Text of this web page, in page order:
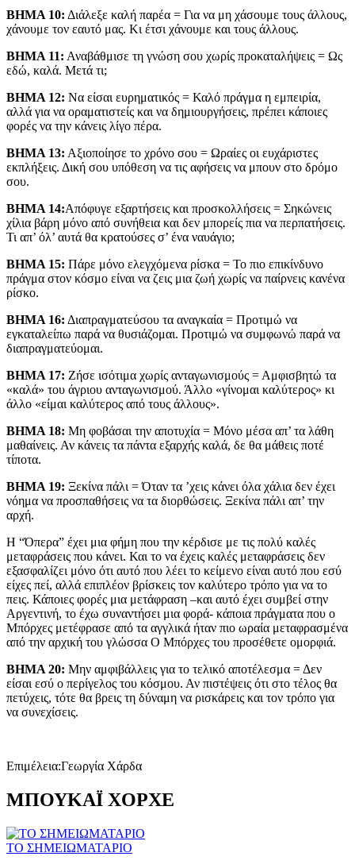
ΒΗΜΑ 10: Διάλεξε καλή παρέα = Για να μη χάσουμε τους άλλους,
χάνουμε τον εαυτό μας. Κι έτσι χάνουμε και τους άλλους.
ΒΗΜΑ 11: Αναβάθμισε τη γνώση σου χωρίς προκαταλήψεις = Ως
εδώ, καλά. Μετά τι;
ΒΗΜΑ 12: Να είσαι ευρηματικός = Καλό πράγμα η εμπειρία,
αλλά για να οραματιστείς και να δημιουργήσεις, πρέπει κάποιες
φορές να την κάνεις λίγο πέρα.
ΒΗΜΑ 13: Αξιοποίησε το χρόνο σου = Ωραίες οι ευχάριστες
εκπλήξεις. Δική σου υπόθεση να τις αφήσεις να μπουν στο δρόμο
σου.
ΒΗΜΑ 14:Απόφυγε εξαρτήσεις και προσκολλήσεις = Σηκώνεις
χίλια βάρη μόνο από συνήθεια και δεν μπορείς πια να περπατήσεις.
Τι απ’ όλ’ αυτά θα κρατούσες σ’ ένα ναυάγιο;
ΒΗΜΑ 15: Πάρε μόνο ελεγχόμενα ρίσκα = Το πιο επικίνδυνο
πράγμα στον κόσμο είναι να ζεις μια ζωή χωρίς να παίρνεις κανένα
ρίσκο.
ΒΗΜΑ 16: Διαπραγματεύσου τα αναγκαία = Προτιμώ να
εγκαταλείπω παρά να θυσιάζομαι. Προτιμώ να συμφωνώ παρά να
διαπραγματεύομαι.
ΒΗΜΑ 17: Ζήσε ισότιμα χωρίς ανταγωνισμούς = Αμφισβητώ τα
«καλά» του άγριου ανταγωνισμού. Άλλο «γίνομαι καλύτερος» κι
άλλο «είμαι καλύτερος από τους άλλους».
ΒΗΜΑ 18: Μη φοβάσαι την αποτυχία = Μόνο μέσα απ’ τα λάθη
μαθαίνεις. Αν κάνεις τα πάντα εξαρχής καλά, δε θα μάθεις ποτέ
τίποτα.
ΒΗΜΑ 19: Ξεκίνα πάλι = Όταν τα ’χεις κάνει όλα χάλια δεν έχει
νόημα να προσπαθήσεις να τα διορθώσεις. Ξεκίνα πάλι απ’ την
αρχή.
Η “Όπερα” έχει μια φήμη που την κέρδισε με τις πολύ καλές
μεταφράσεις που κάνει. Και το να έχεις καλές μεταφράσεις δεν
εξασφαλίζει μόνο ότι αυτό που λέει το κείμενο είναι αυτό που εσύ
είχες πεί, αλλά επιπλέον βρίσκεις τον καλύτερο τρόπο για να το
πεις. Κάποιες φορές μια μετάφραση –και αυτό έχει συμβεί στην
Αργεντινή, το έχω συναντήσει μια φορά- κάποια πράγματα που ο
Μπόρχες μετέφρασε από τα αγγλικά ήταν πιο ωραία μεταφρασμένα
από την αρχική του γλώσσα Ο Μπόρχες του προσέθετε ομορφιά.
ΒΗΜΑ 20: Μην αμφιβάλλεις για το τελικό αποτέλεσμα = Δεν
είσαι εσύ ο περίγελος του κόσμου. Αν πιστέψεις ότι στο τέλος θα
πετύχεις, τότε θα βρεις τη δύναμη να ρισκάρεις και τον τρόπο για
να συνεχίσεις.
Επιμέλεια:Γεωργία Χάρδα
ΜΠΟΥΚΑΪ ΧΟΡΧΕ
ΤΟ ΣΗΜΕΙΩΜΑΤΑΡΙΟ